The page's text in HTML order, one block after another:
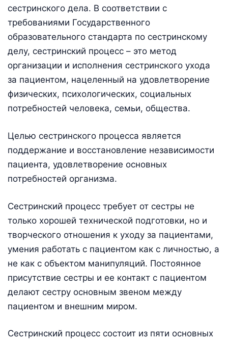
сестринского дела. В соответствии с
требованиями Государственного
образовательного стандарта по сестринскому
делу, сестринский процесс – это метод
организации и исполнения сестринского ухода
за пациентом, нацеленный на удовлетворение
физических, психологических, социальных
потребностей человека, семьи, общества.
Целью сестринского процесса является
поддержание и восстановление независимости
пациента, удовлетворение основных
потребностей организма.
Сестринский процесс требует от сестры не
только хорошей технической подготовки, но и
творческого отношения к уходу за пациентами,
умения работать с пациентом как с личностью, а
не как с объектом манипуляций. Постоянное
присутствие сестры и ее контакт с пациентом
делают сестру основным звеном между
пациентом и внешним миром.
Сестринский процесс состоит из пяти основных